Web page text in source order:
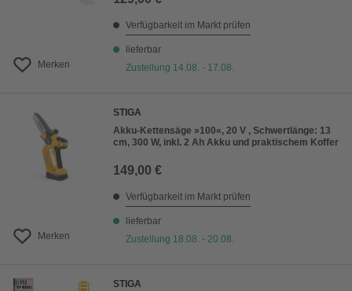
Merken
Verfügbarkeit im Markt prüfen
lieferbar
Zustellung 14.08. - 17.08.
Merken
STIGA
Akku-Kettensäge »100«, 20 V , Schwertlänge: 13
cm, 300 W, inkl. 2 Ah Akku und praktischem Koffer
149,00 €
Verfügbarkeit im Markt prüfen
lieferbar
Zustellung 18.08. - 20.08.
STIGA